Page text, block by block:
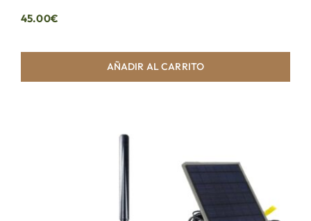
45.00€
AÑADIR AL CARRITO